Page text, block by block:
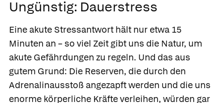
Ungünstig: Dauerstress
Eine akute Stressantwort hält nur etwa 15
Minuten an – so viel Zeit gibt uns die Natur, um
akute Gefährdungen zu regeln. Und das aus
gutem Grund: Die Reserven, die durch den
Adrenalinausstoß angezapft werden und die uns
enorme körperliche Kräfte verleihen, würden gar